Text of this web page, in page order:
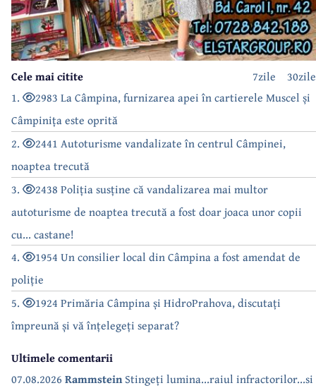
30zile
7zile
Cele mai citite
1.
2983 La Câmpina, furnizarea apei în cartierele Muscel și
Câmpinița este oprită
2.
2441 Autoturisme vandalizate în centrul Câmpinei,
noaptea trecută
3.
2438 Poliția susține că vandalizarea mai multor
autoturisme de noaptea trecută a fost doar joaca unor copii
cu... castane!
4.
1954 Un consilier local din Câmpina a fost amendat de
poliție
5.
1924 Primăria Câmpina și HidroPrahova, discutați
împreună și vă înțelegeți separat?
Ultimele comentarii
07.08.2026 RammsteinStingeți lumina...raiul infractorilor...si